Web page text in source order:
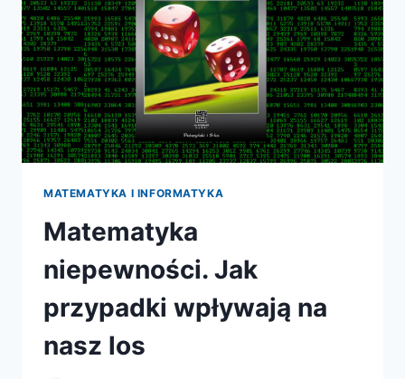
MATEMATYKA I INFORMATYKA
Matematyka
niepewności. Jak
przypadki wpływają na
nasz los